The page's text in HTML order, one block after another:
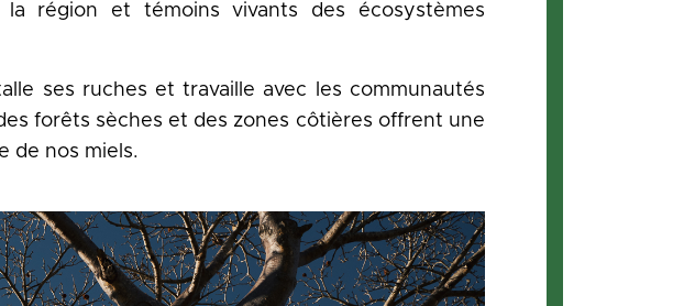
région et témoins vivants des écosystèmes
ses ruches et travaille avec les communautés
forêts sèches et des zones côtières offrent une
de nos miels.